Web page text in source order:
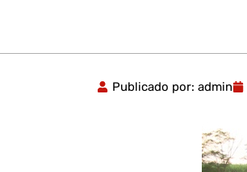
Publicado por: admin